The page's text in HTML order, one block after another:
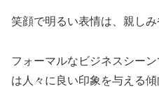
笑顔で明るい表情は、親しみ
フォーマルなビジネスシー
は人々に良い印象を与える傾